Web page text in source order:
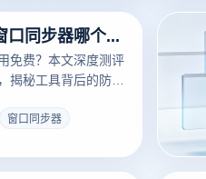
2026测评排雷：多窗口同步器哪个好用免费？多开防封与矩阵防关联实操指南
免费？本文深度测评
揭秘工具背后的防封
零成本实现多账号安
号难题。
窗口同步器